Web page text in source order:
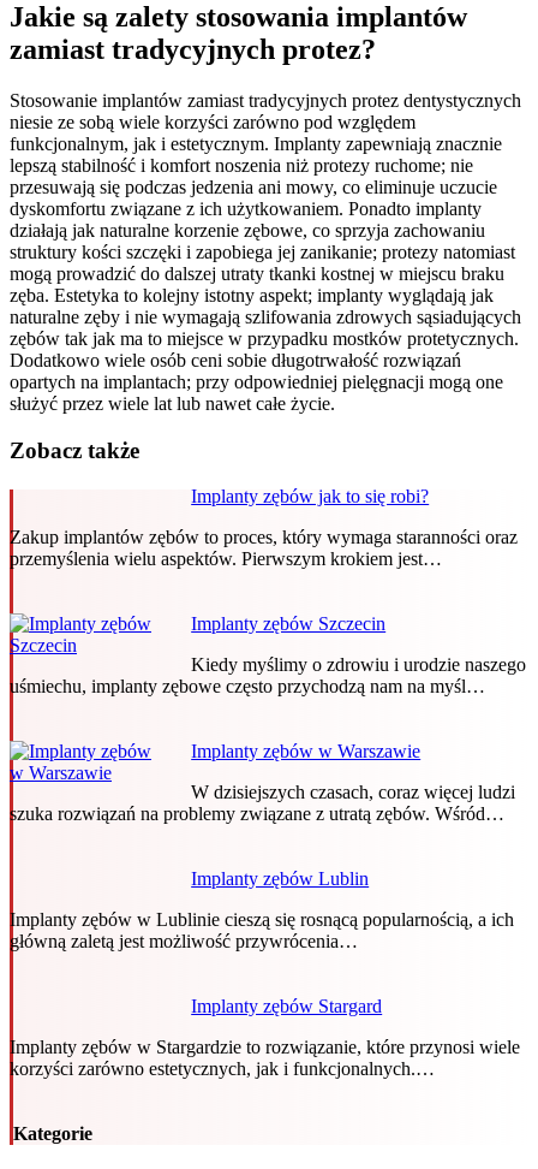
Jakie są zalety stosowania implantów
zamiast tradycyjnych protez?
Stosowanie implantów zamiast tradycyjnych protez dentystycznych
niesie ze sobą wiele korzyści zarówno pod względem
funkcjonalnym, jak i estetycznym. Implanty zapewniają znacznie
lepszą stabilność i komfort noszenia niż protezy ruchome; nie
przesuwają się podczas jedzenia ani mowy, co eliminuje uczucie
dyskomfortu związane z ich użytkowaniem. Ponadto implanty
działają jak naturalne korzenie zębowe, co sprzyja zachowaniu
struktury kości szczęki i zapobiega jej zanikanie; protezy natomiast
mogą prowadzić do dalszej utraty tkanki kostnej w miejscu braku
zęba. Estetyka to kolejny istotny aspekt; implanty wyglądają jak
naturalne zęby i nie wymagają szlifowania zdrowych sąsiadujących
zębów tak jak ma to miejsce w przypadku mostków protetycznych.
Dodatkowo wiele osób ceni sobie długotrwałość rozwiązań
opartych na implantach; przy odpowiedniej pielęgnacji mogą one
służyć przez wiele lat lub nawet całe życie.
Zobacz także
Implanty zębów jak to się robi?
Zakup implantów zębów to proces, który wymaga staranności oraz
przemyślenia wielu aspektów. Pierwszym krokiem jest…
Implanty zębów Szczecin
Kiedy myślimy o zdrowiu i urodzie naszego
uśmiechu, implanty zębowe często przychodzą nam na myśl…
Implanty zębów w Warszawie
W dzisiejszych czasach, coraz więcej ludzi
szuka rozwiązań na problemy związane z utratą zębów. Wśród…
Implanty zębów Lublin
Implanty zębów w Lublinie cieszą się rosnącą popularnością, a ich
główną zaletą jest możliwość przywrócenia…
Implanty zębów Stargard
Implanty zębów w Stargardzie to rozwiązanie, które przynosi wiele
korzyści zarówno estetycznych, jak i funkcjonalnych.…
Kategorie